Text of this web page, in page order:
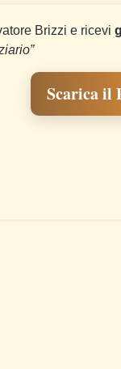
Brizzi e ricevi
Scarica il